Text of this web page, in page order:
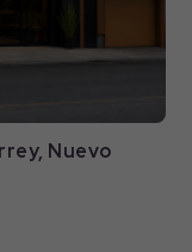
Nuevo